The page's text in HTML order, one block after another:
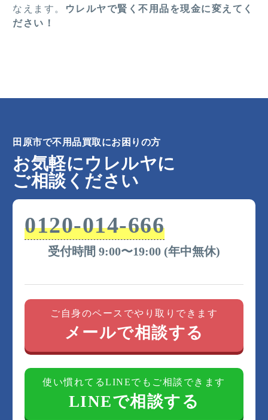
なえます。
ウレルヤで賢く不用品を現金に変えてく
ださい！
田原市で不用品買取にお困りの方
お気軽にウレルヤに
ご相談ください
0120-014-666
受付時間 9:00〜19:00 (年中無休)
ご自身のペースでやり取りできます
メールで相談する
使い慣れてるLINEでもご相談できます
LINEで相談する